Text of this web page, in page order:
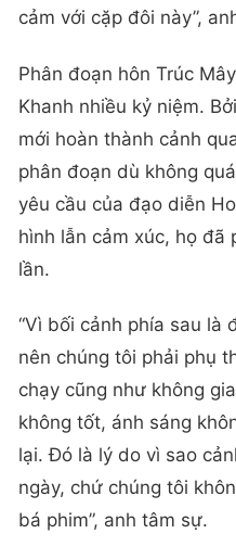
cảm với cặp đôi này”,
Phân đoạn hôn Trúc
Khanh nhiều kỷ niệm.
mới hoàn thành cảnh
phân đoạn dù không
yêu cầu của đạo diễn
hình lẫn cảm xúc, họ đã
lần.
“Vì bối cảnh phía sau là
nên chúng tôi phải phụ
chạy cũng như không
không tốt, ánh sáng
lại. Đó là lý do vì sao
ngày, chứ chúng tôi
bá phim”, anh tâm sự.